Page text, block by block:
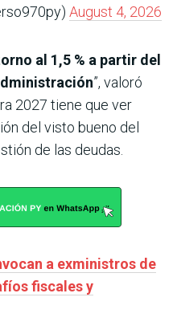
August 4, 2026
al 1,5 % a partir del
”, valoró
2027 tiene que ver
del visto bueno del
de las deudas.
a exministros de
fiscales y